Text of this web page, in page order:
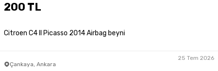
200 TL
Citroen C4 II Picasso 2014 Airbag beyni
Çankaya, Ankara
25 Tem 2026